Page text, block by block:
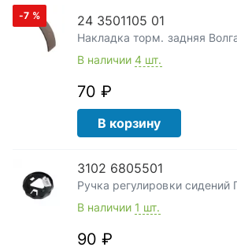
-7 % 24 3501105 01
Накладка торм. задняя
В наличии 4 шт.
70 ₽
В корзину
3102 6805501
Ручка регулировки
В наличии 1 шт.
90 ₽